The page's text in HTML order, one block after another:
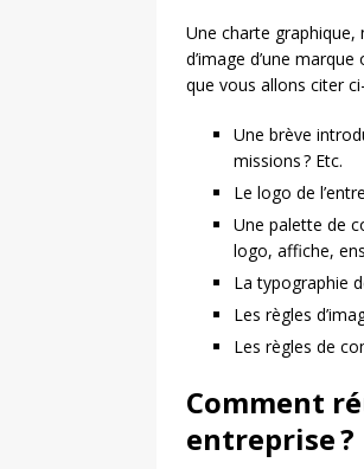
Une charte
d’image d’une
que vous allons citer
Une brève
missions ? Etc.
Le logo de
Une palette de
logo, affiche,
La typographie
Les règles
Les règles de
Comment
entreprise ?